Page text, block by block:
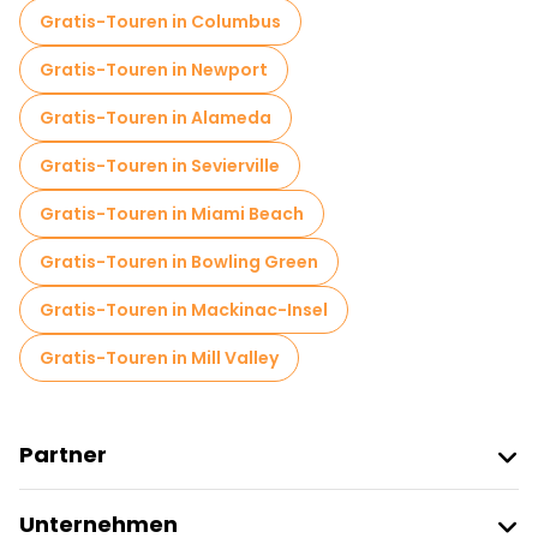
Gratis-Touren in Columbus
Gratis-Touren in Newport
Gratis-Touren in Alameda
Gratis-Touren in Sevierville
Gratis-Touren in Miami Beach
Gratis-Touren in Bowling Green
Gratis-Touren in Mackinac-Insel
Gratis-Touren in Mill Valley
Partner
Unternehmen